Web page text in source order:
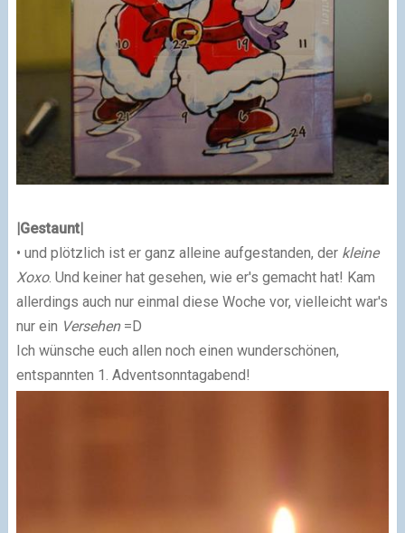
|Gestaunt|
• und plötzlich ist er ganz alleine aufgestanden, der kleine
Xoxo. Und keiner hat gesehen, wie er's gemacht hat! Kam
allerdings auch nur einmal diese Woche vor, vielleicht war's
nur ein Versehen=D
Ich wünsche euch allen noch einen wunderschönen,
entspannten 1. Adventsonntagabend!